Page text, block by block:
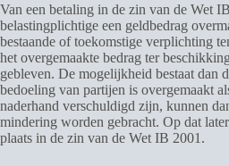
Van een betaling in de zin van de Wet
belastingplichtige een geldbedrag
bestaande of toekomstige verplichting
het overgemaakte bedrag ter
gebleven. De mogelijkheid bestaat dan
bedoeling van partijen is overgemaakt
naderhand verschuldigd zijn, kunnen
mindering worden gebracht. Op dat
plaats in de zin van de Wet IB 2001.